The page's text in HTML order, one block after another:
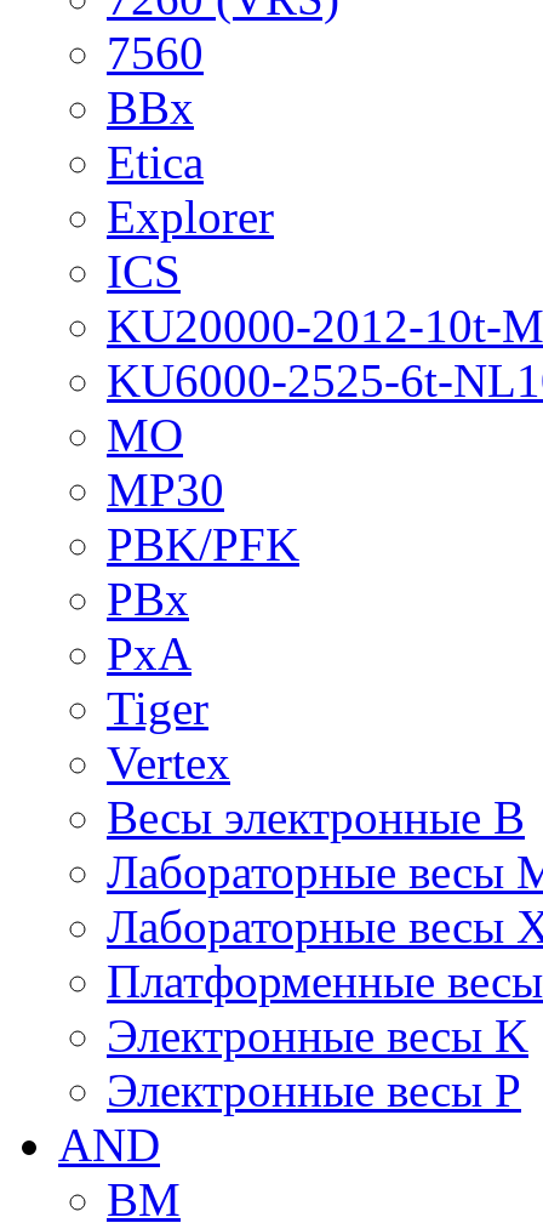
7560
BBx
Etica
Explorer
ICS
KU20000-2012-10t-
KU6000-2525-6t-
MO
MP30
PBK/PFK
PBx
PxA
Tiger
Vertex
Весы электронные B
Лабораторные весы
Лабораторные весы
Платформенные
Электронные весы K
Электронные весы P
AND
BM